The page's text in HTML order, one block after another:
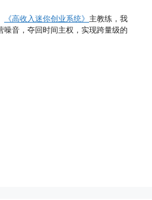
《高收入迷你创业系统》 主教练，我
噪音，夺回时间主权，实现跨量级的